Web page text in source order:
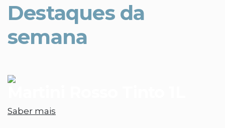
Destaques da
semana
Saber mais